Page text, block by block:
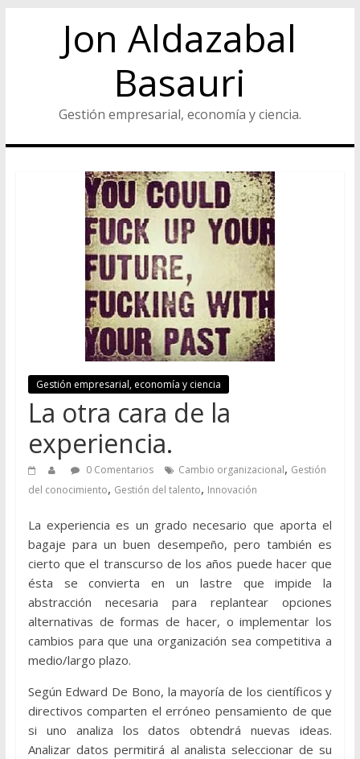
Jon Aldazabal
Basauri
Gestión empresarial, economía y ciencia.
Gestión empresarial, economía y ciencia
La otra cara de la
experiencia.
0 Comentarios Cambio organizacional, Gestión
del conocimiento, Gestión del talento, Innovación
La experiencia es un grado necesario que aporta el
bagaje para un buen desempeño, pero también es
cierto que el transcurso de los años puede hacer que
ésta se convierta en un lastre que impide la
abstracción necesaria para replantear opciones
alternativas de formas de hacer, o implementar los
cambios para que una organización sea competitiva a
medio/largo plazo.
Según Edward De Bono, la mayoría de los científicos y
directivos comparten el erróneo pensamiento de que
si uno analiza los datos obtendrá nuevas ideas.
Analizar datos permitirá al analista seleccionar de su